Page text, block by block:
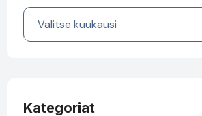
Arkisto
Kategoriat